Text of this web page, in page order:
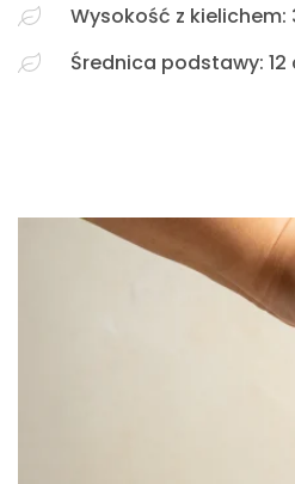
Wysokość z kielichem:
Średnica podstawy: 12